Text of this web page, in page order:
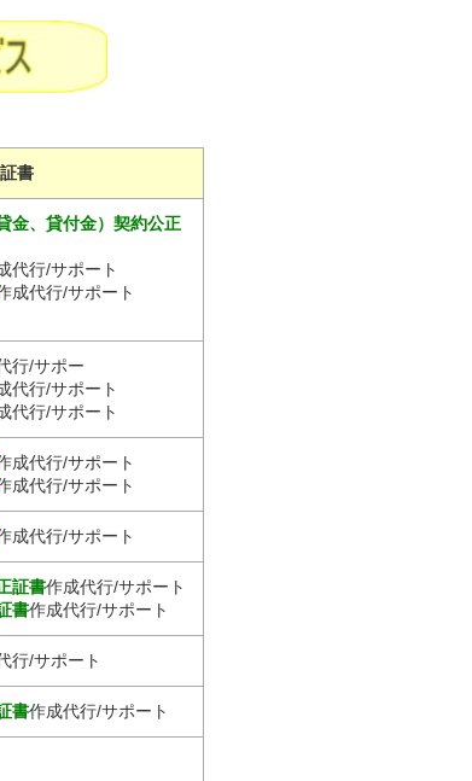
書
金、貸付金）契約公正
代行/サポート
成代行/サポート
行/サポー
代行/サポート
代行/サポート
成代行/サポート
成代行/サポート
成代行/サポート
証書作成代行/サポート
書作成代行/サポート
行/サポート
書作成代行/サポート